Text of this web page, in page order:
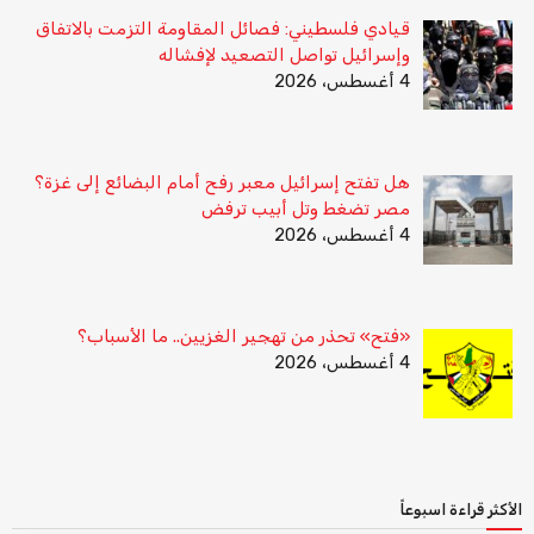
قيادي فلسطيني: فصائل المقاومة التزمت بالاتفاق
وإسرائيل تواصل التصعيد لإفشاله
4 أغسطس، 2026
هل تفتح إسرائيل معبر رفح أمام البضائع إلى غزة؟
مصر تضغط وتل أبيب ترفض
4 أغسطس، 2026
«فتح» تحذر من تهجير الغزيين.. ما الأسباب؟
4 أغسطس، 2026
الأكثر قراءة اسبوعاً